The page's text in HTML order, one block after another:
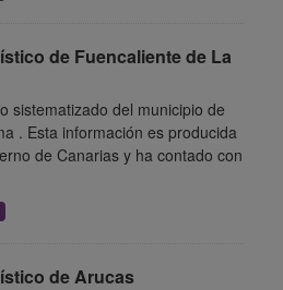
de Fuencaliente de La
sistematizado del municipio de
. Esta información es producida
de Canarias y ha contado con
de Arucas